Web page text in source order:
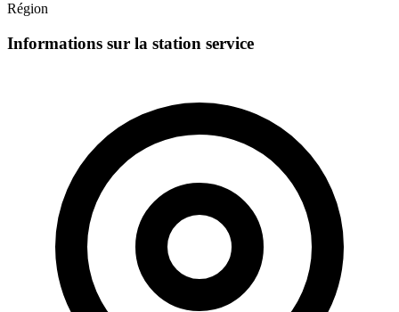
Région
Informations sur la station service